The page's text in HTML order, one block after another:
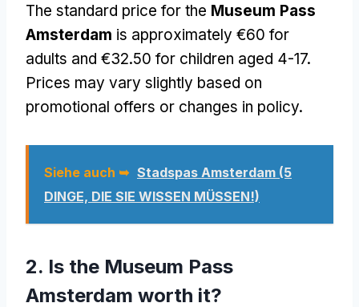
The standard price for the Museum Pass
Amsterdam is approximately €60 for
adults and €32.50 for children aged 4-17.
Prices may vary slightly based on
promotional offers or changes in policy.
Siehe auch ➥ Stadspas Amsterdam (5
DINGE, DIE SIE WISSEN MÜSSEN!)
2. Is the Museum Pass
Amsterdam worth it?